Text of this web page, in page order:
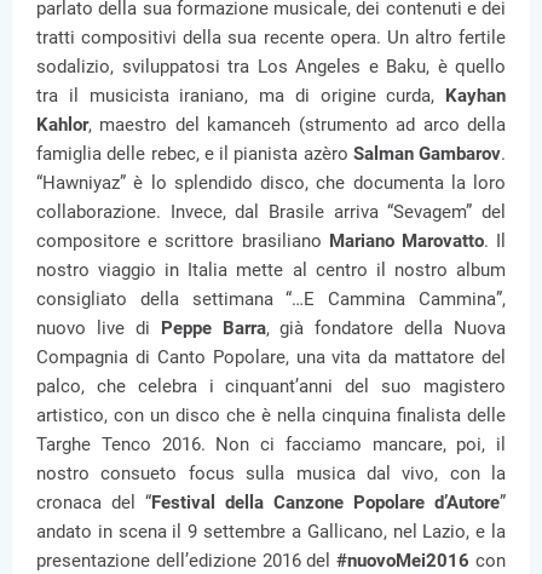
parlato della sua formazione musicale, dei contenuti e dei
tratti compositivi della sua recente opera. Un altro fertile
sodalizio, sviluppatosi tra Los Angeles e Baku, è quello
tra il musicista iraniano, ma di origine curda, Kayhan
Kahlor, maestro del kamanceh (strumento ad arco della
famiglia delle rebec, e il pianista azèro Salman Gambarov.
“Hawniyaz” è lo splendido disco, che documenta la loro
collaborazione. Invece, dal Brasile arriva “Sevagem” del
compositore e scrittore brasiliano Mariano Marovatto. Il
nostro viaggio in Italia mette al centro il nostro album
consigliato della settimana “…E Cammina Cammina”,
nuovo live di Peppe Barra, già fondatore della Nuova
Compagnia di Canto Popolare, una vita da mattatore del
palco, che celebra i cinquant’anni del suo magistero
artistico, con un disco che è nella cinquina finalista delle
Targhe Tenco 2016. Non ci facciamo mancare, poi, il
nostro consueto focus sulla musica dal vivo, con la
cronaca del “Festival della Canzone Popolare d’Autore”
andato in scena il 9 settembre a Gallicano, nel Lazio, e la
presentazione dell’edizione 2016 del#nuovoMei2016 con